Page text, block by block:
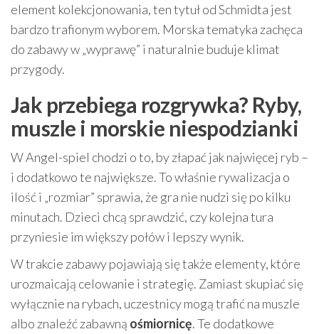
element kolekcjonowania, ten tytuł od Schmidta jest
bardzo trafionym wyborem. Morska tematyka zachęca
do zabawy w „wyprawę” i naturalnie buduje klimat
przygody.
Jak przebiega rozgrywka? Ryby,
muszle i morskie niespodzianki
W Angel-spiel chodzi o to, by złapać jak najwięcej ryb –
i dodatkowo te największe. To właśnie rywalizacja o
ilość i „rozmiar” sprawia, że gra nie nudzi się po kilku
minutach. Dzieci chcą sprawdzić, czy kolejna tura
przyniesie im większy połów i lepszy wynik.
W trakcie zabawy pojawiają się także elementy, które
urozmaicają celowanie i strategię. Zamiast skupiać się
wyłącznie na rybach, uczestnicy mogą trafić na muszle
albo znaleźć zabawną ośmiornicę. Te dodatkowe